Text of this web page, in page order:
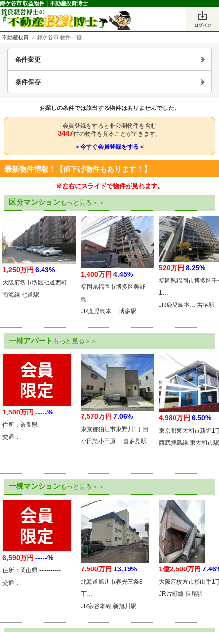
鎌ケ谷市 収益物件｜不動産投資博士
不動産投資 ＞ 鎌ケ谷市 物件一覧
条件変更
条件保存
お探しの条件では該当する物件はありませんでした。
会員登録をすると非公開物件を含む
3447件の物件を見ることができます。
＞今すぐ会員登録をする＜
最新物件情報！【値下げ物件もあります！】
※左右にスライドで物件が見れます。
区分マンションもっと見る＞＞
1,250万円 6.43%
大阪府堺市堺区七道西町
南海線 七道駅
1,400万円 4.45%
福岡県福岡市博多区美野
島…
JR鹿児島本… 博多駅
520万円 8.25%
福岡県福岡市博多区千
1…
JR鹿児島本… 吉塚駅
一棟アパート もっと見る＞＞
1,500万円 -----%
住所：奈良県 -----------
交通：----------------
7,570万円 7.06%
東京都狛江市東野川1丁目
小田急小田原… 喜多見駅
4,980万円 6.50%
東京都東大和市新堀1
西武拝島線 東大和市駅
一棟マンションもっと見る＞＞
6,590万円 -----%
住所：岡山県 -----------
交通：----------------
7,500万円 13.19%
北海道旭川市春光三条8
丁…
JR宗谷本線 新旭川駅
1億2,500万円
大阪府枚方市杉山手1
JR片町線 長尾駅